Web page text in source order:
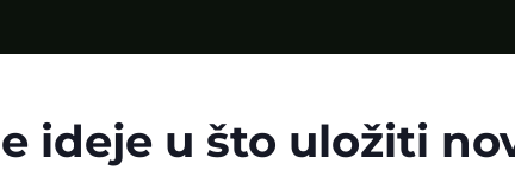
ideje u što uložiti